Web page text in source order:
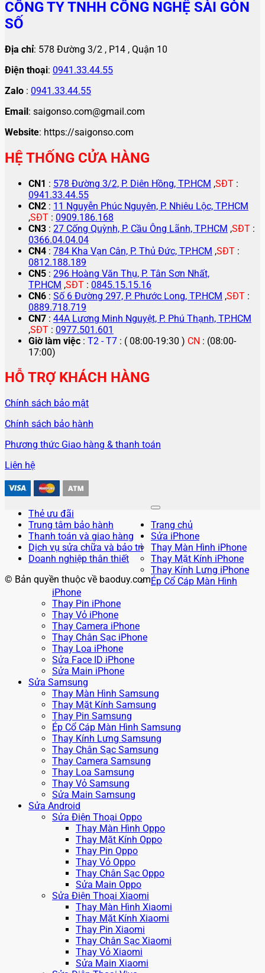
CÔNG TY TNHH CÔNG NGHỆ SÀI GÒN
SỐ
Địa chỉ: 578 Đường 3/2 , P14 , Quận 10
Điện thoại: 0941.33.44.55
Zalo : 0941.33.44.55
Email: saigonso.com@gmail.com
Website: https://saigonso.com
HỆ THỐNG CỬA HÀNG
CN1 : 578 Đường 3/2, P. Diên Hồng, TP.HCM ,SĐT :
0941.33.44.55
CN2 : 11 Nguyễn Phúc Nguyên, P. Nhiêu Lộc, TP.HCM
,SĐT : 0909.186.168
CN3 : 27 Cống Quỳnh, P. Cầu Ông Lãnh, TP.HCM ,SĐT :
0366.04.04.04
CN4 : 784 Kha Vạn Cân, P. Thủ Đức, TP.HCM ,SĐT :
0812.188.189
CN5 : 296 Hoàng Văn Thụ, P. Tân Sơn Nhất,
TP.HCM ,SĐT : 0845.15.15.16
CN6 : Số 6 Đường 297, P. Phước Long, TP.HCM ,SĐT :
0889.718.719
CN7 : 44A Lương Minh Nguyệt, P. Phú Thạnh, TP.HCM
,SĐT : 0977.501.601
Giờ làm việc : T2 - T7 : ( 08:00-19:30 ) CN : (08:00-
17:00)
HỖ TRỢ KHÁCH HÀNG
Chính sách bảo mật
Chính sách bảo hành
Phương thức Giao hàng & thanh toán
Liên hệ
Thẻ ưu đãi
Trung tâm bảo hành
Thanh toán và giao hàng
Dịch vụ sửa chữa và bảo trì
Doanh nghiệp thân thiết
© Bản quyền thuộc về baoduy.com
Trang chủ
Sửa iPhone
Thay Màn Hình iPhone
Thay Mặt Kính iPhone
Thay Kính Lưng iPhone
Ép Cổ Cáp Màn Hình
iPhone
Thay Pin iPhone
Thay Vỏ iPhone
Thay Camera iPhone
Thay Chân Sạc iPhone
Thay Loa iPhone
Sửa Face ID iPhone
Sửa Main iPhone
Sửa Samsung
Thay Màn Hình Samsung
Thay Mặt Kính Samsung
Thay Pin Samsung
Ép Cổ Cáp Màn Hình Samsung
Thay Kính Lưng Samsung
Thay Chân Sạc Samsung
Thay Camera Samsung
Thay Loa Samsung
Thay Vỏ Samsung
Sửa Main Samsung
Sửa Android
Sửa Điện Thoại Oppo
Thay Màn Hình Oppo
Thay Mặt Kính Oppo
Thay Pin Oppo
Thay Vỏ Oppo
Thay Chân Sạc Oppo
Sửa Main Oppo
Sửa Điện Thoại Xiaomi
Thay Màn Hình Xiaomi
Thay Mặt Kính Xiaomi
Thay Pin Xiaomi
Thay Chân Sạc Xiaomi
Thay Vỏ Xiaomi
Sửa Main Xiaomi